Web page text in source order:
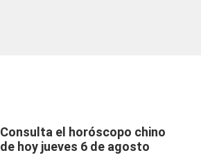
Consulta el horóscopo chino
de hoy jueves 6 de agosto